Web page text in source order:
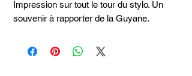
Impression sur tout le tour du stylo. Un
souvenir à rapporter de la Guyane.